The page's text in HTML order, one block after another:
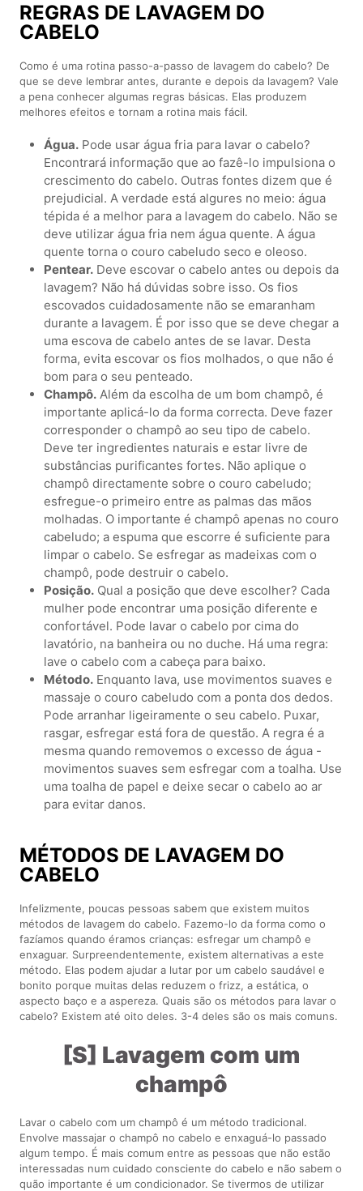
REGRAS DE LAVAGEM DO
CABELO
Como é uma rotina passo-a-passo de lavagem do cabelo? De
que se deve lembrar antes, durante e depois da lavagem? Vale
a pena conhecer algumas regras básicas. Elas produzem
melhores efeitos e tornam a rotina mais fácil.
Água. Pode usar água fria para lavar o cabelo?
Encontrará informação que ao fazê-lo impulsiona o
crescimento do cabelo. Outras fontes dizem que é
prejudicial. A verdade está algures no meio: água
tépida é a melhor para a lavagem do cabelo. Não se
deve utilizar água fria nem água quente. A água
quente torna o couro cabeludo seco e oleoso.
Pentear. Deve escovar o cabelo antes ou depois da
lavagem? Não há dúvidas sobre isso. Os fios
escovados cuidadosamente não se emaranham
durante a lavagem. É por isso que se deve chegar a
uma escova de cabelo antes de se lavar. Desta
forma, evita escovar os fios molhados, o que não é
bom para o seu penteado.
Champô. Além da escolha de um bom champô, é
importante aplicá-lo da forma correcta. Deve fazer
corresponder o champô ao seu tipo de cabelo.
Deve ter ingredientes naturais e estar livre de
substâncias purificantes fortes. Não aplique o
champô directamente sobre o couro cabeludo;
esfregue-o primeiro entre as palmas das mãos
molhadas. O importante é champô apenas no couro
cabeludo; a espuma que escorre é suficiente para
limpar o cabelo. Se esfregar as madeixas com o
champô, pode destruir o cabelo.
Posição. Qual a posição que deve escolher? Cada
mulher pode encontrar uma posição diferente e
confortável. Pode lavar o cabelo por cima do
lavatório, na banheira ou no duche. Há uma regra:
lave o cabelo com a cabeça para baixo.
Método. Enquanto lava, use movimentos suaves e
massaje o couro cabeludo com a ponta dos dedos.
Pode arranhar ligeiramente o seu cabelo. Puxar,
rasgar, esfregar está fora de questão. A regra é a
mesma quando removemos o excesso de água -
movimentos suaves sem esfregar com a toalha. Use
uma toalha de papel e deixe secar o cabelo ao ar
para evitar danos.
MÉTODOS DE LAVAGEM DO
CABELO
Infelizmente, poucas pessoas sabem que existem muitos
métodos de lavagem do cabelo. Fazemo-lo da forma como o
fazíamos quando éramos crianças: esfregar um champô e
enxaguar. Surpreendentemente, existem alternativas a este
método. Elas podem ajudar a lutar por um cabelo saudável e
bonito porque muitas delas reduzem o frizz, a estática, o
aspecto baço e a aspereza. Quais são os métodos para lavar o
cabelo? Existem até oito deles. 3-4 deles são os mais comuns.
[S] Lavagem com um
champô
Lavar o cabelo com um champô é um método tradicional.
Envolve massajar o champô no cabelo e enxaguá-lo passado
algum tempo. É mais comum entre as pessoas que não estão
interessadas num cuidado consciente do cabelo e não sabem o
quão importante é um condicionador. Se tivermos de utilizar